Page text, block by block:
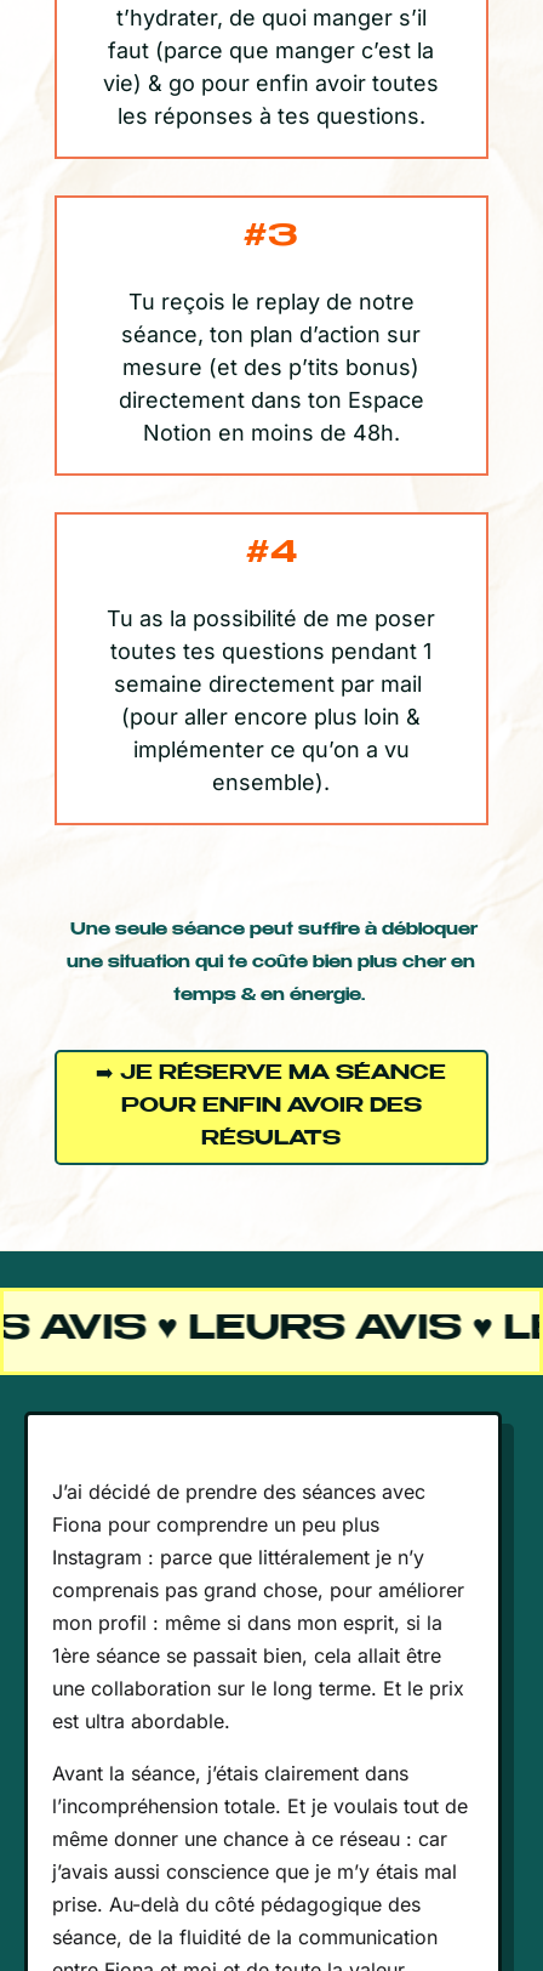
t’hydrater, de quoi manger s’il
faut (parce que manger c’est la
vie) & go pour enfin avoir toutes
les réponses à tes questions.
#3
Tu reçois le replay de notre
séance, ton plan d’action sur
mesure (et des p’tits bonus)
directement dans ton Espace
Notion en moins de 48h.
#4
Tu as la possibilité de me poser
toutes tes questions pendant 1
semaine directement par mail
(pour aller encore plus loin &
implémenter ce qu’on a vu
ensemble).
Une seule séance peut suffire à débloquer
une situation qui te coûte bien plus cher en
temps & en énergie.
➡️ JE RÉSERVE MA SÉANCE
POUR ENFIN AVOIR DES
RÉSULATS
♥ LEURS AVIS ♥
J’ai décidé de prendre des séances avec
Fiona pour comprendre un peu plus
Instagram : parce que littéralement je n’y
comprenais pas grand chose, pour améliorer
mon profil : même si dans mon esprit, si la
1ère séance se passait bien, cela allait être
une collaboration sur le long terme. Et le prix
est ultra abordable.
Avant la séance, j’étais clairement dans
l’incompréhension totale. Et je voulais tout de
même donner une chance à ce réseau : car
j’avais aussi conscience que je m’y étais mal
prise. Au-delà du côté pédagogique des
séance, de la fluidité de la communication